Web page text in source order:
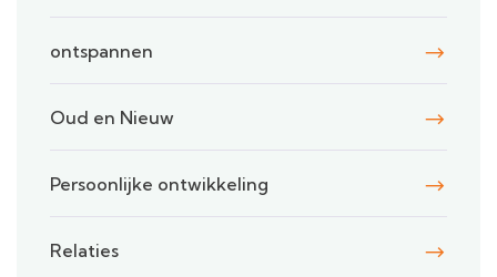
ontspannen
Oud en Nieuw
Persoonlijke ontwikkeling
Relaties